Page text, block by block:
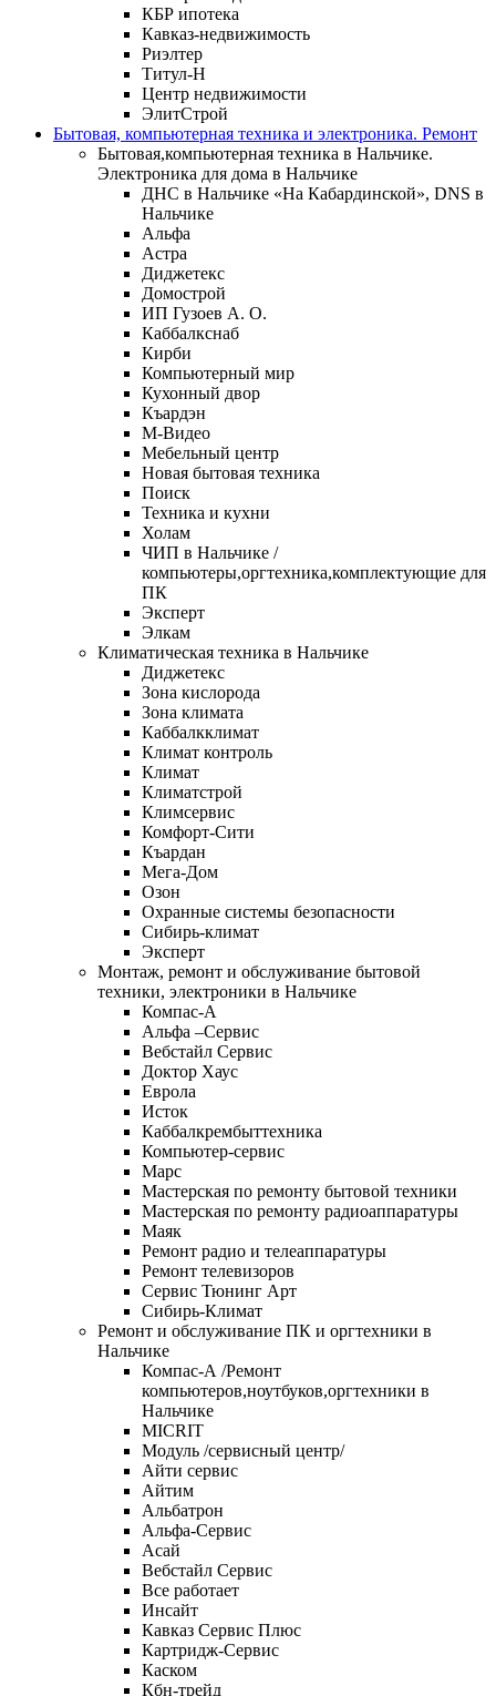
КБР ипотека
Кавказ-недвижимость
Риэлтер
Титул-Н
Центр недвижимости
ЭлитСтрой
Бытовая, компьютерная техника и электроника. Ремонт
Бытовая,компьютерная техника в Нальчике.
Электроника для дома в Нальчике
ДНС в Нальчике «На Кабардинской», DNS в
Нальчике
Альфа
Астра
Диджетекс
Домострой
ИП Гузоев А. О.
Каббалкснаб
Кирби
Компьютерный мир
Кухонный двор
Къардэн
М-Видео
Мебельный центр
Новая бытовая техника
Поиск
Техника и кухни
Холам
ЧИП в Нальчике /
компьютеры,оргтехника,комплектующие для
ПК
Эксперт
Элкам
Климатическая техника в Нальчике
Диджетекс
Зона кислорода
Зона климата
Каббалкклимат
Климат контроль
Климат
Климатстрой
Климсервис
Комфорт-Сити
Къардан
Мега-Дом
Озон
Охранные системы безопасности
Сибирь-климат
Эксперт
Монтаж, ремонт и обслуживание бытовой
техники, электроники в Нальчике
Компас-А
Альфа –Сервис
Вебстайл Сервис
Доктор Хаус
Еврола
Исток
Каббалкрембыттехника
Компьютер-сервис
Марс
Мастерская по ремонту бытовой техники
Мастерская по ремонту радиоаппаратуры
Маяк
Ремонт радио и телеаппаратуры
Ремонт телевизоров
Сервис Тюнинг Арт
Сибирь-Климат
Ремонт и обслуживание ПК и оргтехники в
Нальчике
Компас-А /Ремонт
компьютеров,ноутбуков,оргтехники в
Нальчике
MICRIT
Модуль /сервисный центр/
Айти сервис
Айтим
Альбатрон
Альфа-Сервис
Асай
Вебстайл Сервис
Все работает
Инсайт
Кавказ Сервис Плюс
Картридж-Сервис
Каском
Кбн-трейд